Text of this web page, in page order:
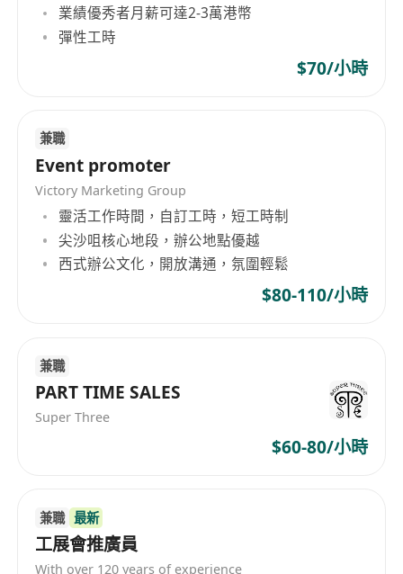
業績優秀者月薪可達2-3萬港幣
彈性工時
$70/小時
兼職
Event promoter
Victory Marketing Group
靈活工作時間，自訂工時，短工時制
尖沙咀核心地段，辦公地點優越
西式辦公文化，開放溝通，氛圍輕鬆
$80-110/小時
兼職
PART TIME SALES
Super Three
$60-80/小時
兼職 最新
工展會推廣員
With over 120 years of experience